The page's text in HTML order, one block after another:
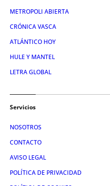
METROPOLI ABIERTA
CRÓNICA VASCA
ATLÁNTICO HOY
HULE Y MANTEL
LETRA GLOBAL
Servicios
NOSOTROS
CONTACTO
AVISO LEGAL
POLÍTICA DE PRIVACIDAD